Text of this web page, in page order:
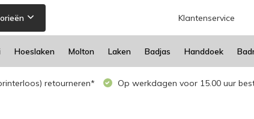
Klantenservice
Hoeslaken Molton Laken Badjas Handdoek
retourneren* Op werkdagen voor 15.00 uur